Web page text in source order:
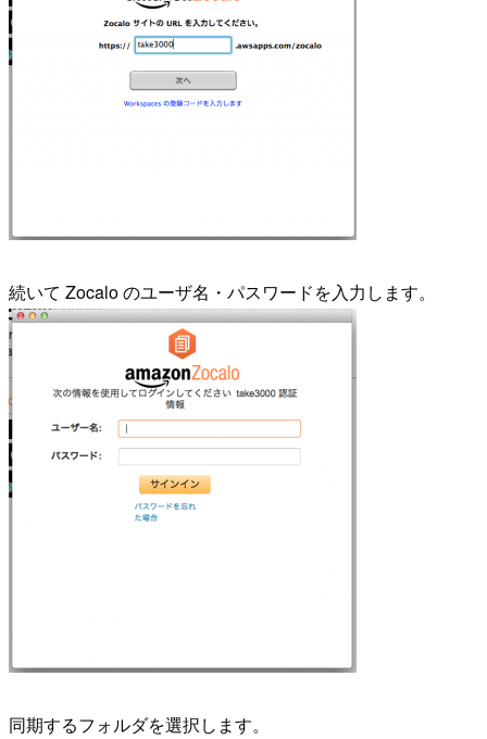
続いて Zocalo のユーザ名・パスワードを入力します。
同期するフォルダを選択します。